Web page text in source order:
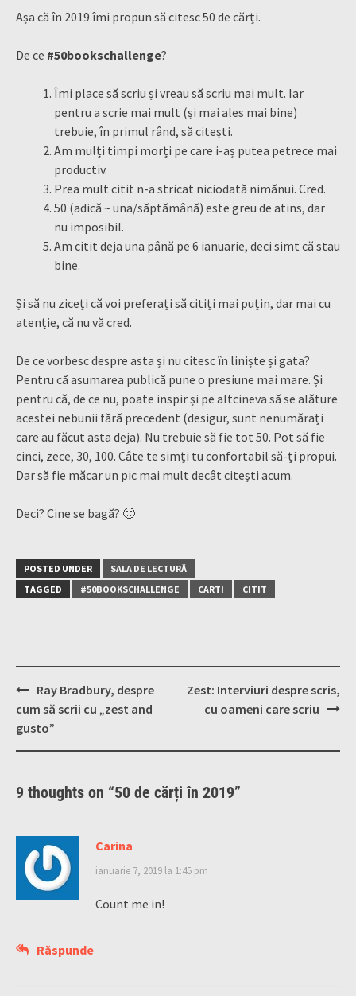
Așa că în 2019 îmi propun să citesc 50 de cărți.
De ce #50bookschallenge?
Îmi place să scriu și vreau să scriu mai mult. Iar
pentru a scrie mai mult (și mai ales mai bine)
trebuie, în primul rând, să citești.
Am mulți timpi morți pe care i-aș putea petrece mai
productiv.
Prea mult citit n-a stricat niciodată nimănui. Cred.
50 (adică ~ una/săptămână) este greu de atins, dar
nu imposibil.
Am citit deja una până pe 6 ianuarie, deci simt că stau
bine.
Și să nu ziceți că voi preferați să citiți mai puțin, dar mai cu
atenție, că nu vă cred.
De ce vorbesc despre asta și nu citesc în liniște și gata?
Pentru că asumarea publică pune o presiune mai mare. Și
pentru că, de ce nu, poate inspir și pe altcineva să se alăture
acestei nebunii fără precedent (desigur, sunt nenumărați
care au făcut asta deja). Nu trebuie să fie tot 50. Pot să fie
cinci, zece, 30, 100. Câte te simți tu confortabil să-ți propui.
Dar să fie măcar un pic mai mult decât citești acum.
Deci? Cine se bagă? 🙂
POSTED UNDER
SALA DE LECTURĂ
TAGGED
#50BOOKSCHALLENGE CARTI CITIT
Post
navigation
Ray Bradbury, despre
cum să scrii cu „zest and
gusto”
Zest: Interviuri despre scris,
cu oameni care scriu
9 thoughts on “50 de cărți în 2019”
Carina
ianuarie 7, 2019 la 1:45 pm
Count me in!
Răspunde